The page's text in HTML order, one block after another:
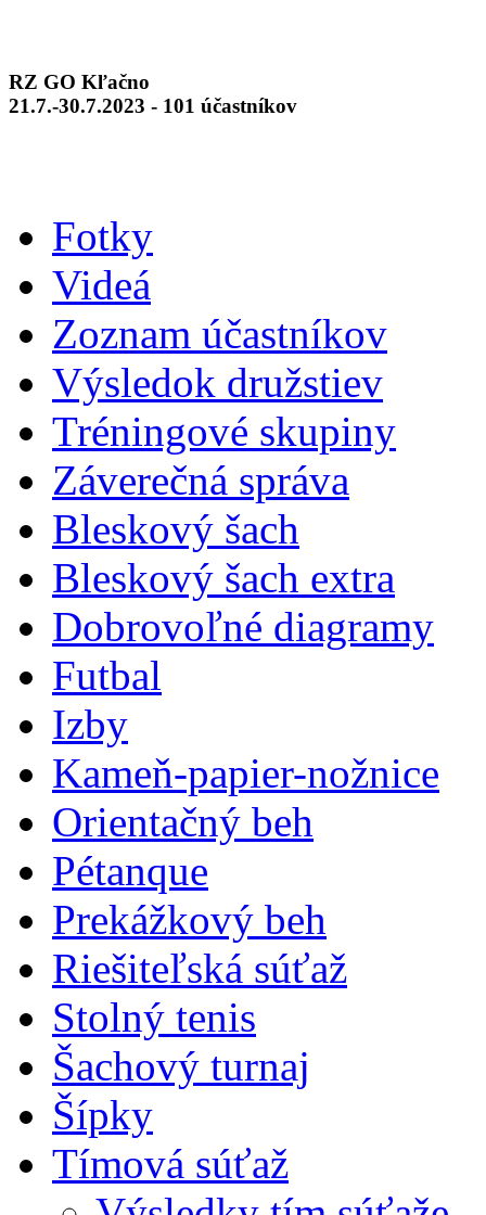
RZ GO Kľačno
21.7.-30.7.2023 - 101 účastníkov
Fotky
Videá
Zoznam účastníkov
Výsledok družstiev
Tréningové skupiny
Záverečná správa
Bleskový šach
Bleskový šach extra
Dobrovoľné diagramy
Futbal
Izby
Kameň-papier-nožnice
Orientačný beh
Pétanque
Prekážkový beh
Riešiteľská súťaž
Stolný tenis
Šachový turnaj
Šípky
Tímová súťaž